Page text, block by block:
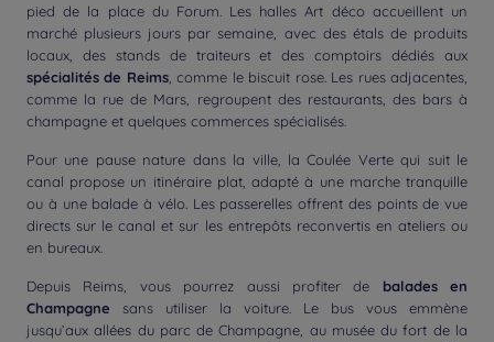
pied de la place du Forum. Les halles Art déco accueillent un
marché plusieurs jours par semaine, avec des étals de produits
locaux, des stands de traiteurs et des comptoirs dédiés aux
spécialités de Reims, comme le biscuit rose. Les rues adjacentes,
comme la rue de Mars, regroupent des restaurants, des bars à
champagne et quelques commerces spécialisés.
Pour une pause nature dans la ville, la Coulée Verte qui suit le
canal propose un itinéraire plat, adapté à une marche tranquille
ou à une balade à vélo. Les passerelles offrent des points de vue
directs sur le canal et sur les entrepôts reconvertis en ateliers ou
en bureaux.
Depuis Reims, vous pourrez aussi profiter de balades en
Champagne sans utiliser la voiture. Le bus vous emmène
jusqu’aux allées du parc de Champagne, au musée du fort de la